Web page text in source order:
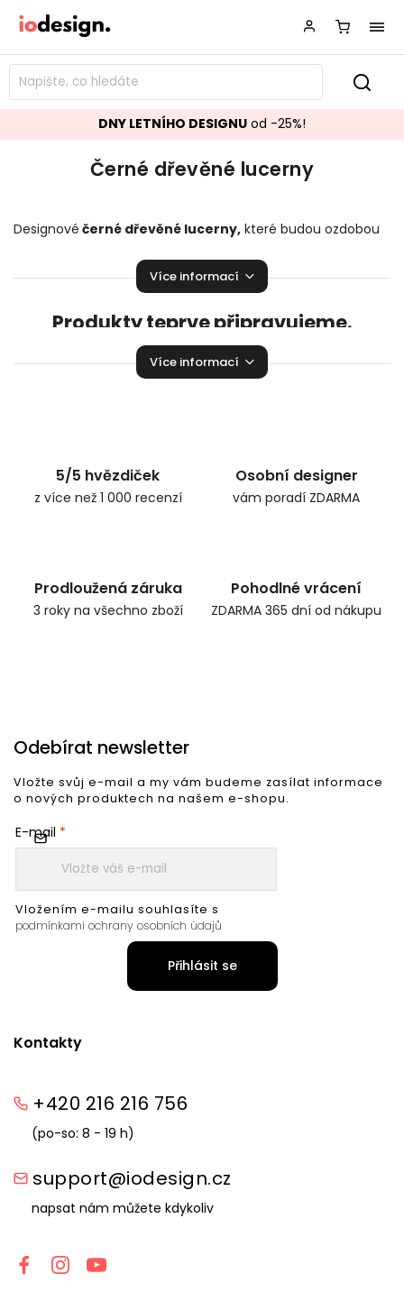
DNY LETNÍHO DESIGNU od -25%!
Černé dřevěné lucerny
Designové černé dřevěné lucerny, které budou ozdobou
Více informací
Produkty teprve připravujeme.
Můžete se ale podívat na ostatní kategorie.
Více informací
5/5 hvězdiček
z více než 1 000 recenzí
Osobní designer
vám poradí ZDARMA
Prodloužená záruka
3 roky na všechno zboží
Pohodlné vrácení
ZDARMA 365 dní od nákupu
Kontakty
+420 216 216 756
(po-so: 8 - 19 h)
support@iodesign.cz
napsat nám můžete kdykoliv
Odebírat newsletter
Vložte svůj e-mail a my vám budeme zasílat informace
o nových produktech na našem e-shopu.
E-mail
Vložením e-mailu souhlasíte s
podmínkami ochrany osobních údajů
Přihlásit se